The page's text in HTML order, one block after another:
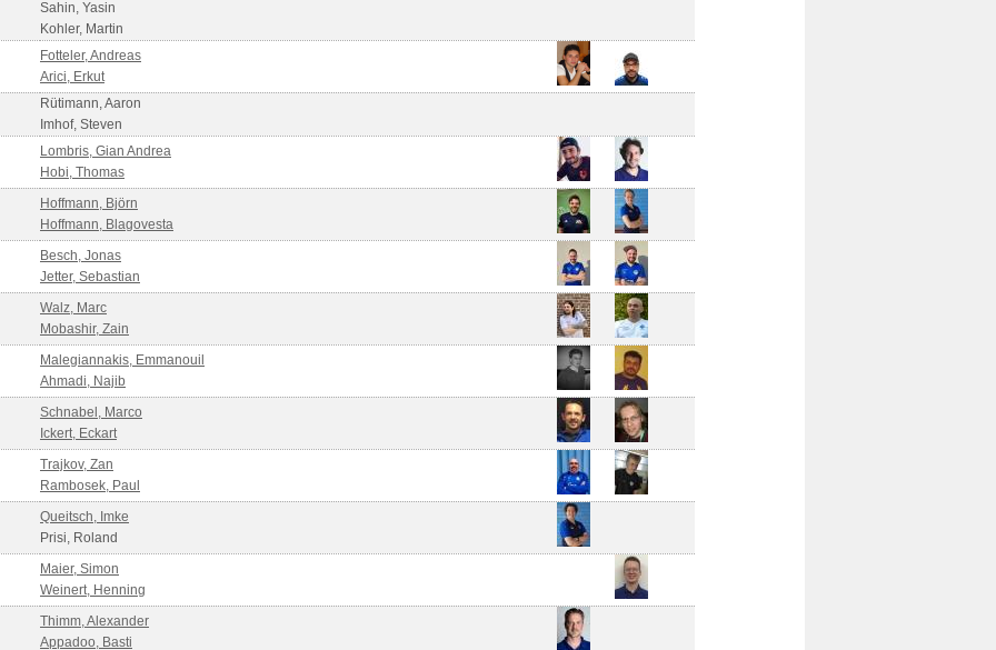
Sahin, Yasin
Kohler, Martin
Fotteler, Andreas
Arici, Erkut
Rütimann, Aaron
Imhof, Steven
Lombris, Gian Andrea
Hobi, Thomas
Hoffmann, Björn
Hoffmann, Blagovesta
Besch, Jonas
Jetter, Sebastian
Walz, Marc
Mobashir, Zain
Malegiannakis, Emmanouil
Ahmadi, Najib
Schnabel, Marco
Ickert, Eckart
Trajkov, Zan
Rambosek, Paul
Queitsch, Imke
Prisi, Roland
Maier, Simon
Weinert, Henning
Thimm, Alexander
Appadoo, Basti